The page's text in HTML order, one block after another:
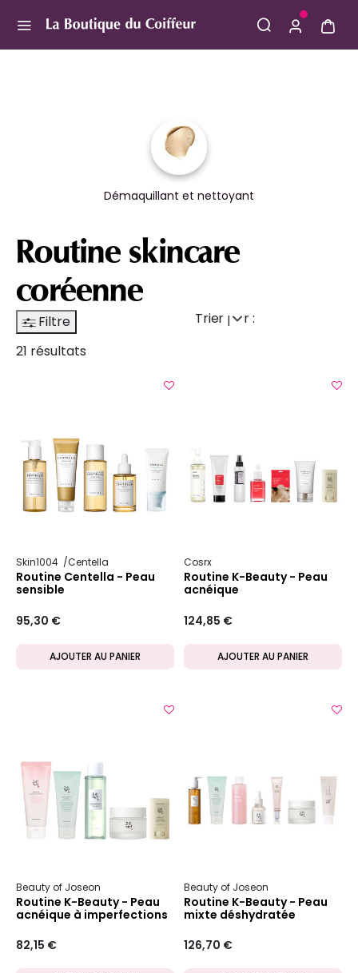
Démaquillant et nettoyant
Routine skincare
coréenne
Trier par :
Filtre
21 résultats
Skin1004 Centella
Routine Centella - Peau
sensible
95,30 €
AJOUTER AU PANIER
Cosrx
Routine K-Beauty - Peau
acnéique
124,85 €
AJOUTER AU PANIER
Beauty of Joseon
Routine K-Beauty - Peau
acnéique à imperfections
82,15 €
Beauty of Joseon
Routine K-Beauty - Peau
mixte déshydratée
126,70 €